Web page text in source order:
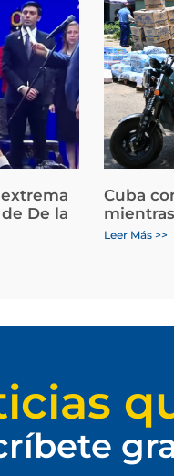
De la
Cuba
Leer Más >>